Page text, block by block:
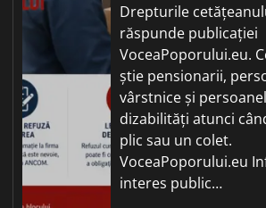
Drepturile
răspunde publicației
VoceaPoporului.eu.
știe pensionarii,
vârstnice și
dizabilități atunci
plic sau un colet.
VoceaPoporului.eu
interes public…